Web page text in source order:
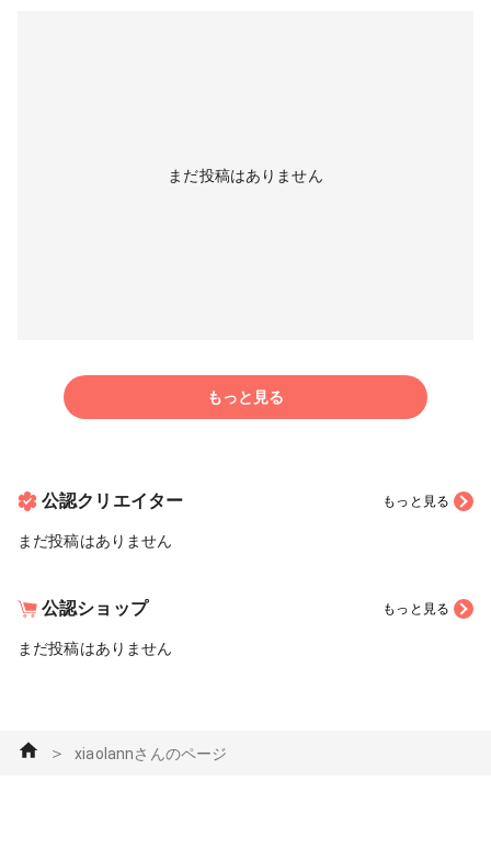
まだ投稿はありません
もっと見る
公認クリエイター もっと見る
まだ投稿はありません
公認ショップ もっと見る
まだ投稿はありません
＞ xiaolannさんのページ